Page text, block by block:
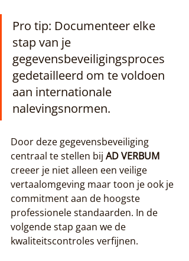
Pro tip: Documenteer elke
stap van je
gegevensbeveiligingsproces
gedetailleerd om te voldoen
aan internationale
nalevingsnormen.
Door deze gegevensbeveiliging
centraal te stellen bij AD VERBUM
creeer je niet alleen een veilige
vertaalomgeving maar toon je ook je
commitment aan de hoogste
professionele standaarden. In de
volgende stap gaan we de
kwaliteitscontroles verfijnen.